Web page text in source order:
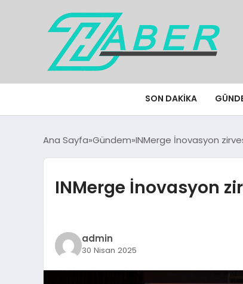
SON DAKIKA
Ana Sayfa Gündem INMerge İnovasyon
INMerge İnovasyon
admin
30 Nisan 2025